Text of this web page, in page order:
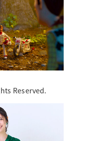
Reserved.